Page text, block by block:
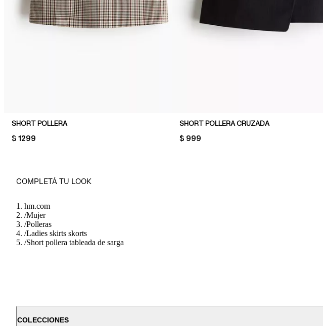
SHORT POLLERA
PRICE:
$ 1299
SHORT POLLERA CRUZADA
PRICE:
$ 999
COMPLETÁ TU LOOK
hm.com
/Mujer
/Polleras
/Ladies skirts skorts
/Short pollera tableada de sarga
COLECCIONES